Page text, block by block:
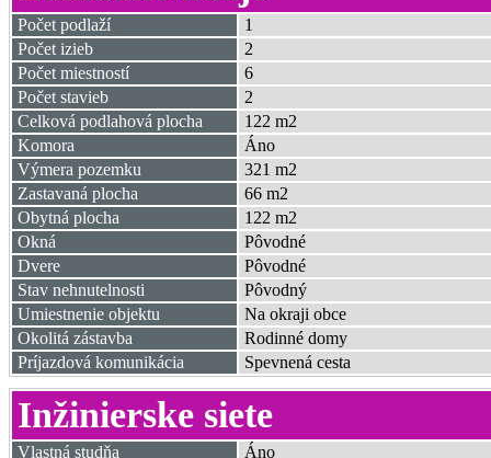
Počet podlaží
1
Počet izieb
2
Počet miestností
6
Počet stavieb
2
Celková podlahová plocha
122 m2
Komora
Áno
Výmera pozemku
321 m2
Zastavaná plocha
66 m2
Obytná plocha
122 m2
Okná
Pôvodné
Dvere
Pôvodné
Stav nehnutelnosti
Pôvodný
Umiestnenie objektu
Na okraji obce
Okolitá zástavba
Rodinné domy
Príjazdová komunikácia
Spevnená cesta
Inžinierske siete
Vlastná studňa Áno